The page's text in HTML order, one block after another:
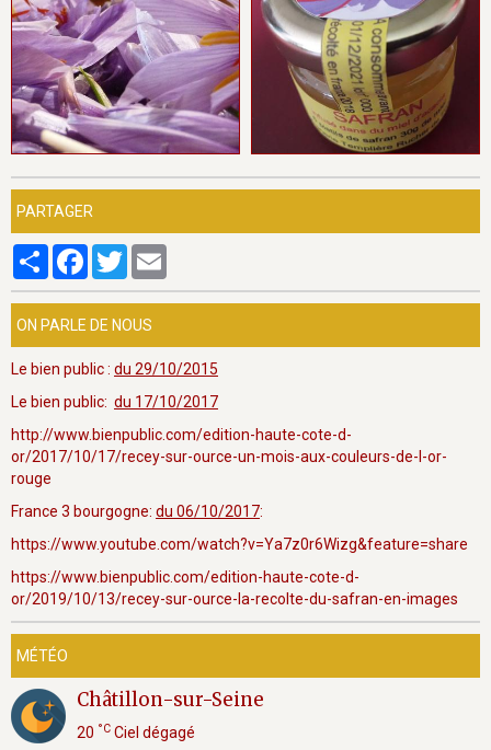
PARTAGER
PartagerFacebook
Twitter
ON PARLE DE NOUS
Le bien public : du 29/10/2015
Le bien public: du 17/10/2017
http://www.bienpublic.com/edition-haute-cote-d-
or/2017/10/17/recey-sur-ource-un-mois-aux-couleurs-de-l-or-
rouge
France 3 bourgogne: du 06/10/2017:
https://www.youtube.com/watch?v=Ya7z0r6Wizg&feature=share
https://www.bienpublic.com/edition-haute-cote-d-
or/2019/10/13/recey-sur-ource-la-recolte-du-safran-en-images
MÉTÉO
Châtillon-sur-Seine
20 °C Ciel dégagé